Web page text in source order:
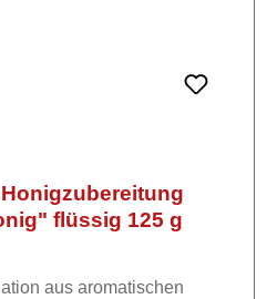
flüssig 125 g
aus aromatischen